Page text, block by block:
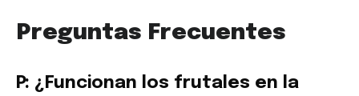
Preguntas Frecuentes
P: ¿Funcionan los frutales en la